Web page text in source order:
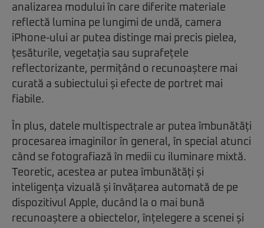
analizarea modului în care diferite materiale
reflectă lumina pe lungimi de undă, camera
iPhone-ului ar putea distinge mai precis pielea,
țesăturile, vegetația sau suprafețele
reflectorizante, permițând o recunoaștere mai
curată a subiectului și efecte de portret mai
fiabile.
În plus, datele multispectrale ar putea îmbunătăți
procesarea imaginilor în general, în special atunci
când se fotografiază în medii cu iluminare mixtă.
Teoretic, acestea ar putea îmbunătăți și
inteligența vizuală și învățarea automată de pe
dispozitivul Apple, ducând la o mai bună
recunoaștere a obiectelor, înțelegere a scenei și